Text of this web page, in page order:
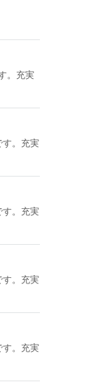
。充実
す。充実
す。充実
す。充実
す。充実